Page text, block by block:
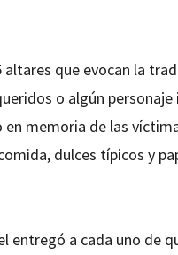
altares que evocan la
o algún
en memoria de las
dulces típicos y
entregó a cada uno de